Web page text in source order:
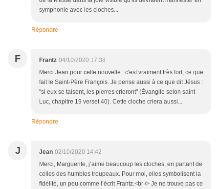
symphonie avec les cloches...
Répondre
F Frantz 04/10/2020 17:38
Merci Jean pour cette nouvelle : c'est vraiment très fort, ce que
fait le Saint-Père François. Je pense aussi à ce que dit Jésus :
"si eux se taisent, les pierres crieront" (Évangile selon saint
Luc, chapitre 19 verset 40). Cette cloche criera aussi...
Répondre
J Jean 02/10/2020 14:42
Merci, Marguerite, j’aime beaucoup les cloches, en partant de
celles des humbles troupeaux. Pour moi, elles symbolisent la
fidélité, un peu comme l’écrit Frantz.<br /> Je ne trouve pas ce